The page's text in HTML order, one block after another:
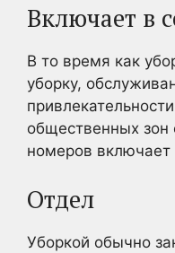
Включает в
В то время как
уборку,
общественных зон
номеров включает
Отдел
Уборкой обычно